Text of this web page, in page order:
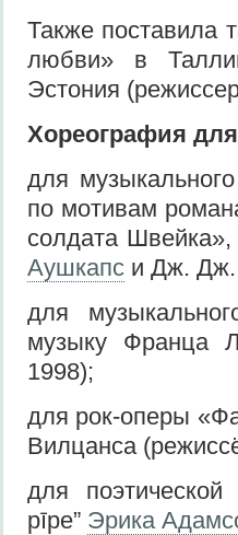
Также поставила
любви» в
Эстония
Хореография для
для
по мотивам
солдата
Аушкапс и Дж. Дж.
для
музыку Франца
1998);
для рок-оперы
Вилцанса
для поэтической
pīpe” Эрика